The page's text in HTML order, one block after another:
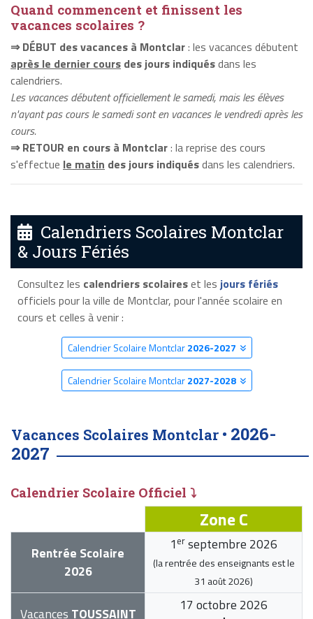
Quand commencent et finissent les
vacances scolaires ?
⇒ DÉBUT des vacances à Montclar: les vacances débutent
après le dernier cours des jours indiquésdans les
calendriers.
Les vacances débutent officiellement le samedi, mais les élèves
n'ayant pas cours le samedi sont en vacances le vendredi après les
cours.
⇒ RETOUR en cours à Montclar: la reprise des cours
s'effectue le matin des jours indiquésdans les calendriers.
Calendriers Scolaires Montclar
& Jours Fériés
Consultez les calendriers scolaireset les jours fériés
officiels pour la ville de Montclar, pour l'année scolaire en
cours et celles à venir :
Calendrier Scolaire Montclar2026-2027
Calendrier Scolaire Montclar2027-2028
Vacances Scolaires Montclar • 2026-
2027
Calendrier Scolaire Officiel ⤵
Zone C
Rentrée Scolaire
2026
1 er septembre 2026
(la rentrée des enseignants est le
31 août 2026)
Vacances TOUSSAINT 17 octobre 2026